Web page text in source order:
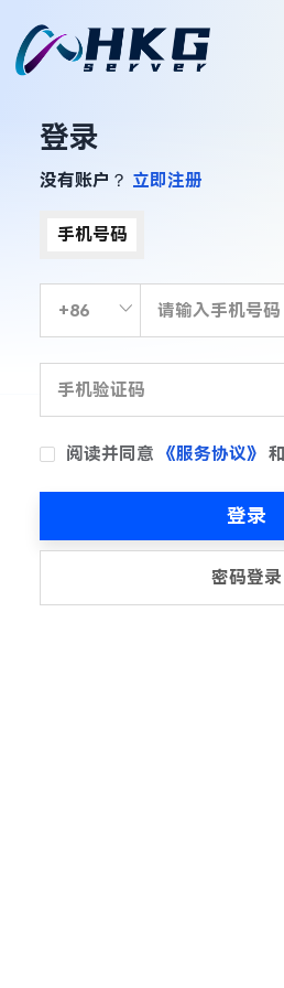
登录
没有账户？ 立即注册
手机号码
阅读并同意 《服务协议》 和
登录
密码登录